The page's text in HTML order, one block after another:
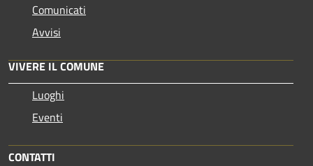
Comunicati
Avvisi
VIVERE IL COMUNE
Luoghi
Eventi
CONTATTI